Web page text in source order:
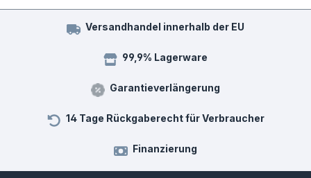
Versandhandel innerhalb der EU
99,9% Lagerware
Garantieverlängerung
14 Tage Rückgaberecht für Verbraucher
Finanzierung